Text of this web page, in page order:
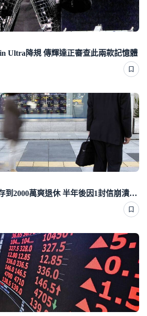
Ultra降規 傳輝達正審查此兩款記憶體
45歲工程師買ETF存到2000萬爽退休 半年後因1封信崩潰重回職場